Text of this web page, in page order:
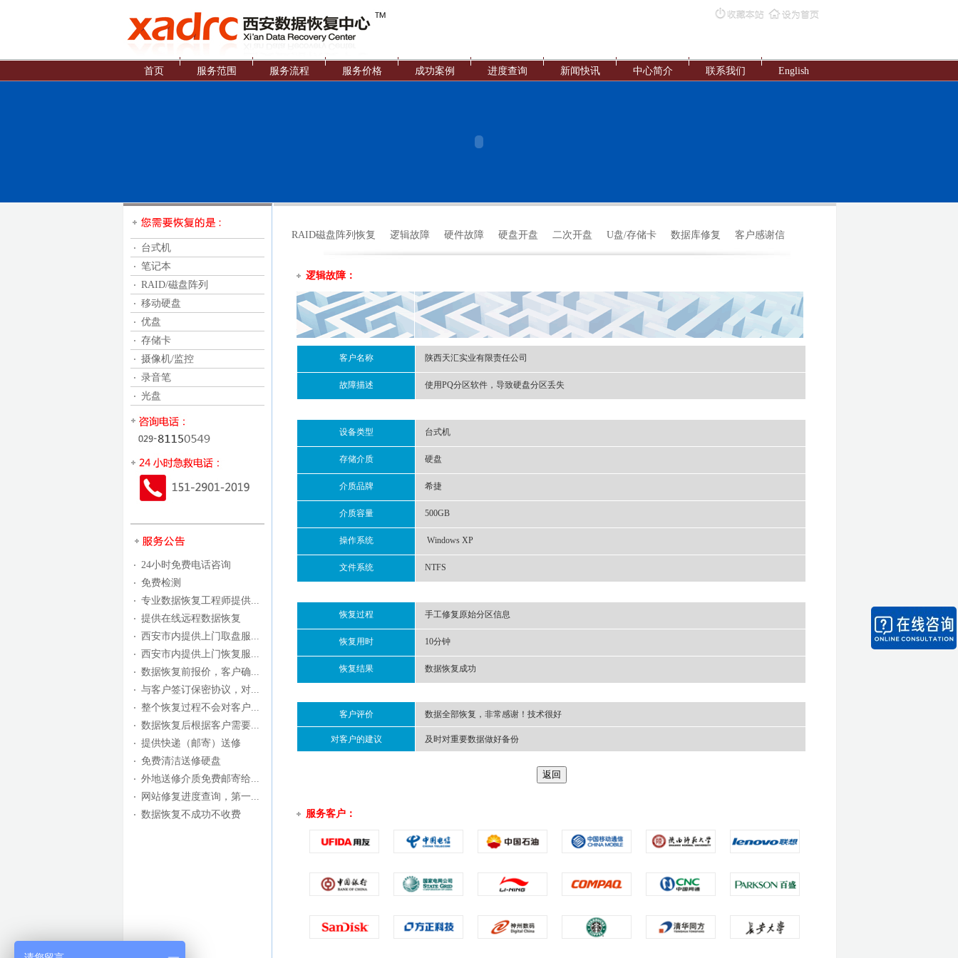
首页 服务范围 服务流程 服务价格 成功案例 进度查询 新闻快讯 中心简介 联系我们 English
台式机
笔记本
RAID/磁盘阵列
移动硬盘
优盘
存储卡
摄像机/监控
录音笔
光盘
24小时免费电话咨询
免费检测
专业数据恢复工程师提供...
提供在线远程数据恢复
西安市内提供上门取盘服...
西安市内提供上门恢复服...
数据恢复前报价，客户确...
与客户签订保密协议，对...
整个恢复过程不会对客户...
数据恢复后根据客户需要...
提供快递（邮寄）送修
免费清洁送修硬盘
外地送修介质免费邮寄给...
网站修复进度查询，第一...
数据恢复不成功不收费
RAID磁盘阵列恢复 逻辑故障 硬件故障 硬盘开盘 二次开盘 U盘/存储卡 数据库修复 客户感谢信
逻辑故障：
客户名称 陕西天汇实业有限责任公司
故障描述 使用PQ分区软件，导致硬盘分区丢失
设备类型 台式机
存储介质 硬盘
介质品牌 希捷
介质容量 500GB
操作系统 Windows XP
文件系统 NTFS
恢复过程 手工修复原始分区信息
恢复用时 10分钟
恢复结果 数据恢复成功
客户评价 数据全部恢复，非常感谢！技术很好
对客户的建议 及时对重要数据做好备份
服务客户：